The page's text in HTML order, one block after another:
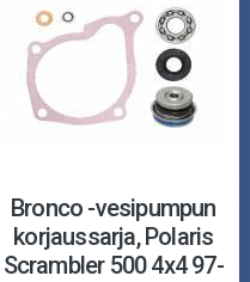
Bronco -vesipumpun
korjaussarja, Polaris
Scrambler 500 4x4 97-